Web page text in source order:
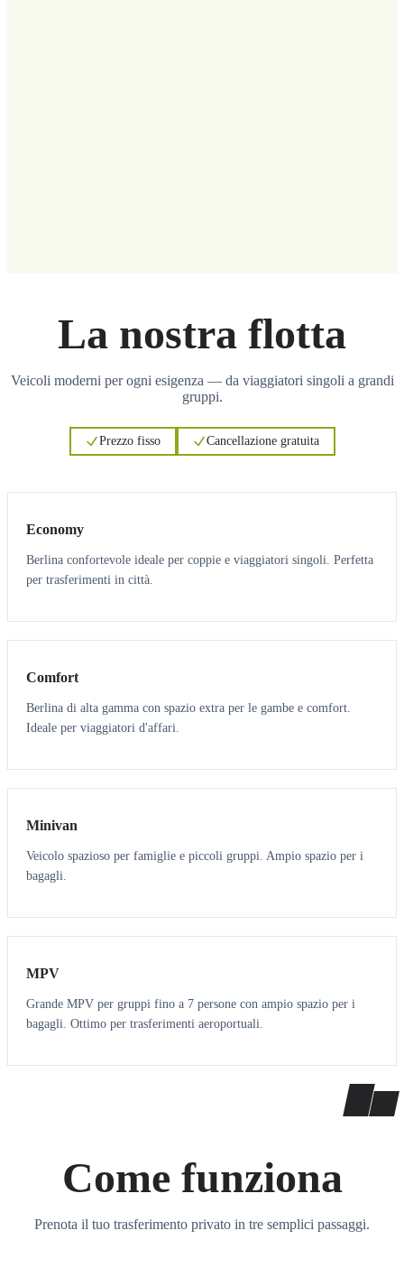
La nostra flotta
Veicoli moderni per ogni esigenza — da viaggiatori singoli a grandi
gruppi.
Prezzo fisso Cancellazione gratuita
Economy
Berlina confortevole ideale per coppie e viaggiatori singoli. Perfetta
per trasferimenti in città.
3 3
Comfort
Berlina di alta gamma con spazio extra per le gambe e comfort.
Ideale per viaggiatori d'affari.
6 5
Minivan
Veicolo spazioso per famiglie e piccoli gruppi. Ampio spazio per i
bagagli.
7 7
MPV
Grande MPV per gruppi fino a 7 persone con ampio spazio per i
bagagli. Ottimo per trasferimenti aeroportuali.
Come funziona
Prenota il tuo trasferimento privato in tre semplici passaggi.